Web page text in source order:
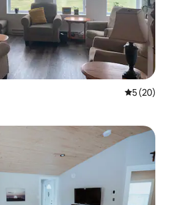
從 20 則評
5 (20)